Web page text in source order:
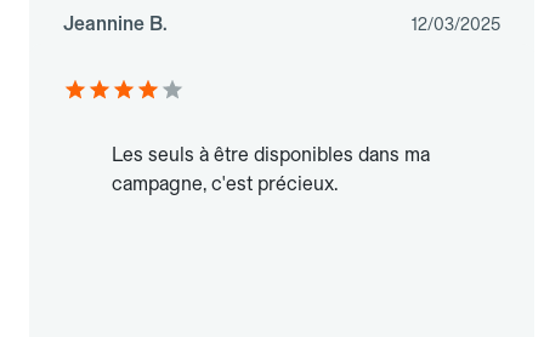
Jeannine B. 12/03/2025
Les seuls à être disponibles dans ma
campagne, c'est précieux.